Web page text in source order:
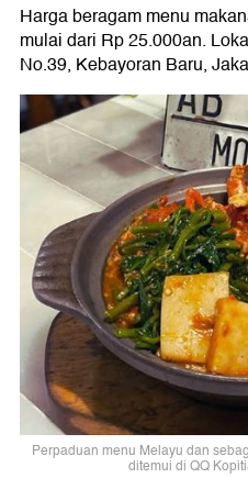
Harga beragam menu
mulai dari Rp 25.000an.
No.39, Kebayoran Baru,
Perpaduan menu Melayu dan
ditemui di QQ